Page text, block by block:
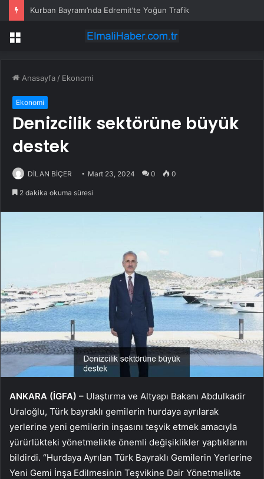
Kurban Bayramı’nda Edremit’te Yoğun Trafik
Menü
Anasayfa / Ekonomi
Ekonomi
Denizcilik sektörüne büyük
destek
DİLAN BİÇER Mart 23, 2024 0 0
2 dakika okuma süresi
ANKARA (İGFA) – Ulaştırma ve Altyapı Bakanı Abdulkadir
Uraloğlu, Türk bayraklı gemilerin hurdaya ayrılarak
yerlerine yeni gemilerin inşasını teşvik etmek amacıyla
yürürlükteki yönetmelikte önemli değişiklikler yaptıklarını
bildirdi. “Hurdaya Ayrılan Türk Bayraklı Gemilerin Yerlerine
Yeni Gemi İnşa Edilmesinin Teşvikine Dair Yönetmelikte